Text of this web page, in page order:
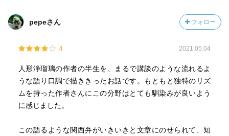
pepeさん フォロー
4 2021.05.04
人形浄瑠璃の作者の半生を、まるで講談のような流れるよ
うな語り口調で描ききったお話です。もともと独特のリズ
ムを持った作者さんにこの分野はとても馴染みが良いよう
に感じました。
この語るような関西弁がいきいきと文章にのせられて、知